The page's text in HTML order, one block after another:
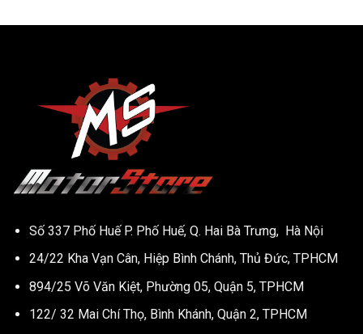
Số 337 Phố Huế P. Phố Huế, Q. Hai Bà Trưng, Hà Nội
24/22 Kha Vạn Cân, Hiệp Bình Chánh, Thủ Đức, TPHCM
894/25 Võ Văn Kiệt, Phường 05, Quận 5, TPHCM
122/ 32 Mai Chí Thọ, Bình Khánh, Quận 2, TPHCM